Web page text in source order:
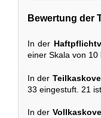
Bewertung der
In der
einer Skala von
In der
33 eingestuft. 21 ist
In der